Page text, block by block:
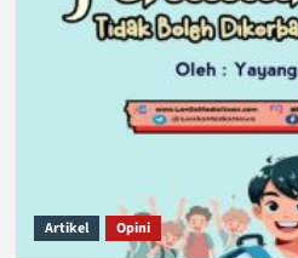
PPPK
Terancam
Artikel Opini